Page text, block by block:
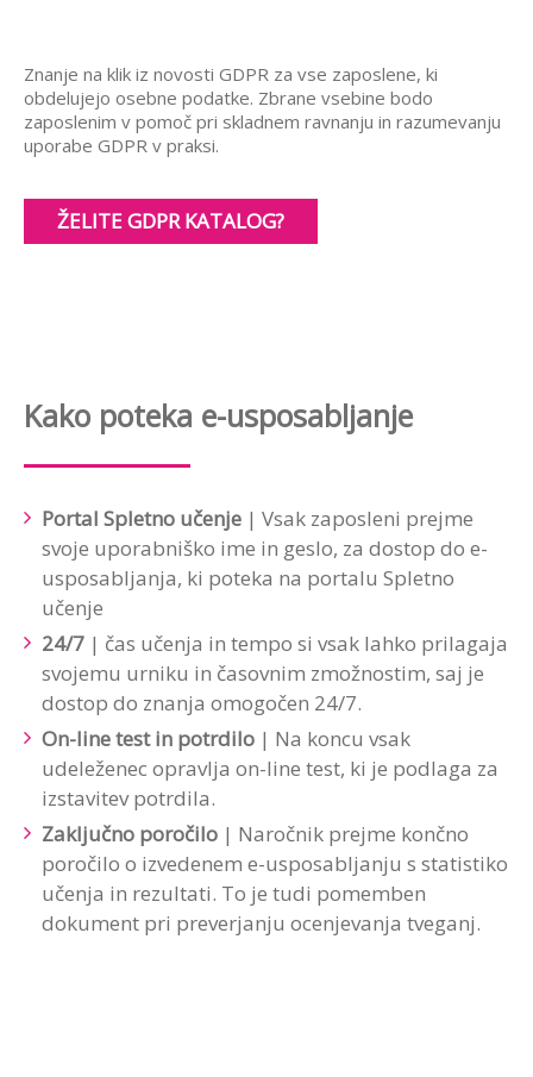
Znanje na klik iz novosti GDPR za vse zaposlene, ki
obdelujejo osebne podatke. Zbrane vsebine bodo
zaposlenim v pomoč pri skladnem ravnanju in razumevanju
uporabe GDPR v praksi.
ŽELITE GDPR KATALOG?
Kako poteka e-usposabljanje
Portal Spletno učenje | Vsak zaposleni prejme
svoje uporabniško ime in geslo, za dostop do e-
usposabljanja, ki poteka na portalu Spletno
učenje
24/7 | čas učenja in tempo si vsak lahko prilagaja
svojemu urniku in časovnim zmožnostim, saj je
dostop do znanja omogočen 24/7.
On-line test in potrdilo | Na koncu vsak
udeleženec opravlja on-line test, ki je podlaga za
izstavitev potrdila.
Zaključno poročilo | Naročnik prejme končno
poročilo o izvedenem e-usposabljanju s statistiko
učenja in rezultati. To je tudi pomemben
dokument pri preverjanju ocenjevanja tveganj.